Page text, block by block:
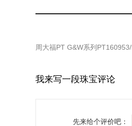
周大福PT G&W系列
我来写一段珠宝评论
先来给个评价吧：